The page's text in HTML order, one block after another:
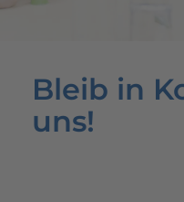
Bleib in
uns!